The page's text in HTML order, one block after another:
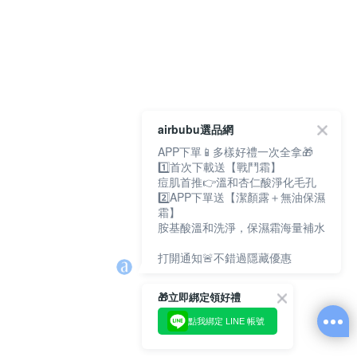
airbubu選品網
APP下單📱多樣好禮一次全拿🎁
1️⃣首次下載送【戰鬥霜】
痘肌首推👉溫和杏仁酸淨化毛孔
2️⃣APP下單送【潔顏露＋無油保濕
霜】
胺基酸溫和洗淨，保濕霜海量補水
打開通知🚨不錯過隱藏優惠
🎁立即綁定領好禮
點我綁定 LINE 帳號